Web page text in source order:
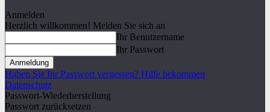
Anmelden
Herzlich willkommen! Melden Sie sich an
Ihr Benutzername
Ihr Passwort
Haben Sie Ihr Passwort vergessen? Hilfe bekommen
Datenschutz
Passwort-Wiederherstellung
Passwort zurücksetzen